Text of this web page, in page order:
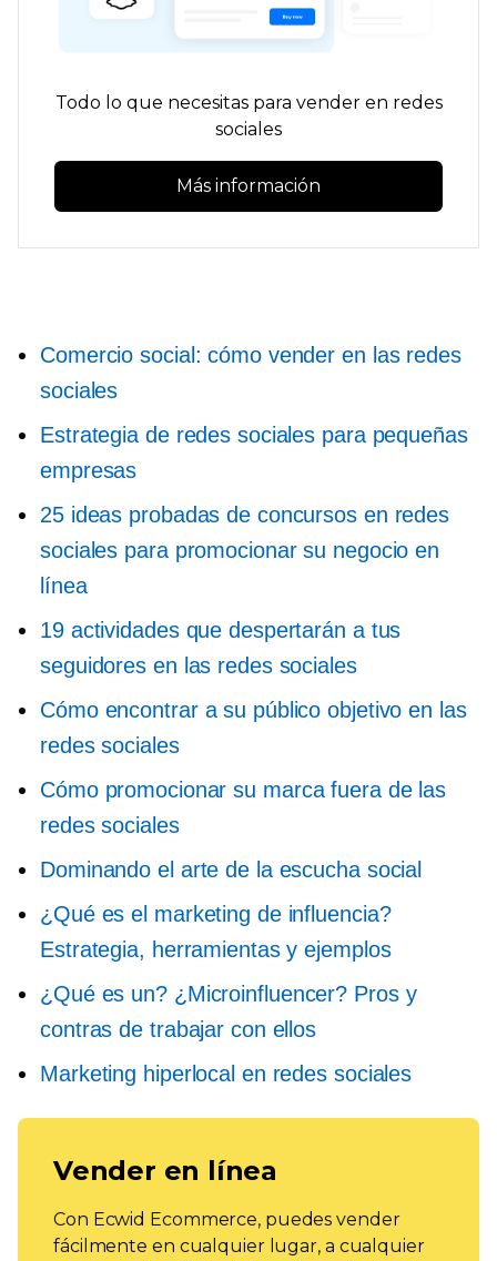
Todo lo que necesitas para vender en redes
sociales
Más información
Comercio social: cómo vender en las redes
sociales
Estrategia de redes sociales para pequeñas
empresas
25 ideas probadas de concursos en redes
sociales para promocionar su negocio en
línea
19 actividades que despertarán a tus
seguidores en las redes sociales
Cómo encontrar a su público objetivo en las
redes sociales
Cómo promocionar su marca fuera de las
redes sociales
Dominando el arte de la escucha social
¿Qué es el marketing de influencia?
Estrategia, herramientas y ejemplos
¿Qué es un? ¿Microinfluencer? Pros y
contras de trabajar con ellos
Marketing hiperlocal en redes sociales
Vender en línea
Con Ecwid Ecommerce, puedes vender
fácilmente en cualquier lugar, a cualquier